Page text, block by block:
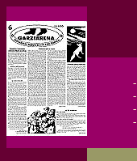
-
-
-
-